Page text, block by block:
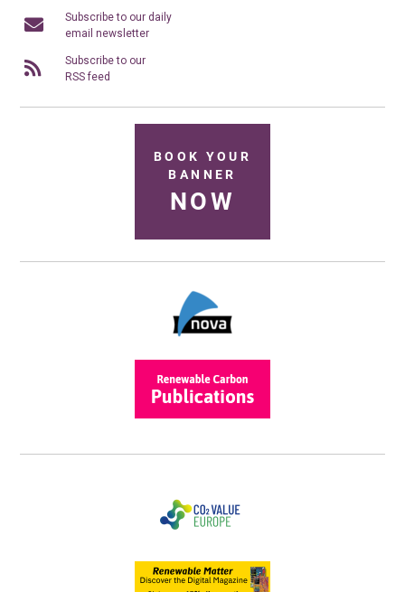
Subscribe to our daily
email newsletter
Subscribe to our
RSS feed
BOOK YOUR
BANNER
NOW